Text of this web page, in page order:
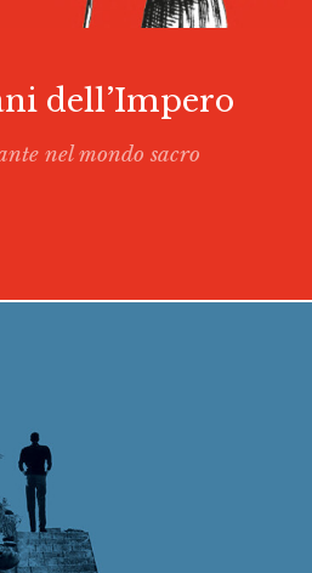
dell’Impero
nel mondo sacro